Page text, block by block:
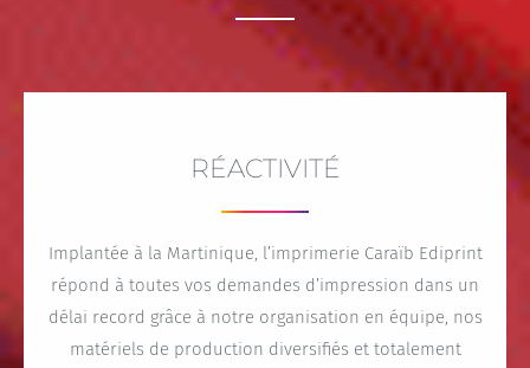
RÉACTIVITÉ
Implantée à la Martinique, l’imprimerie Caraïb Ediprint
répond à toutes vos demandes d’impression dans un
délai record grâce à notre organisation en équipe, nos
matériels de production diversifiés et totalement